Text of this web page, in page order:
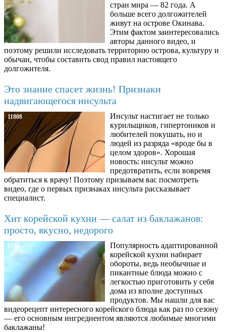
стран мира — 82 года. А
больше всего долгожителей
живут на острове Окинава.
Этим фактом заинтересовались
авторы данного видео, и
поэтому решили исследовать территорию острова, культуру и
обычаи, чтобы составить свод правил настоящего
долгожителя.
Это знание спасет жизнь! Признаки
надвигающегося инсульта
11808
Инсульт настигает не только
курильщиков, гипертоников и
любителей покушать, но и
людей из разряда «вроде бы в
целом здоров». Хорошая
новость: инсульт можно
предотвратить, если вовремя
обратиться к врачу! Поэтому призываем вас посмотреть
видео, где о первых признаках инсульта рассказывает
специалист.
Хит корейской кухни — салат из баклажанов:
просто, вкусно, недорого
6734
Популярность адаптированной
корейской кухни набирает
обороты, ведь необычные и
пикантные блюда можно с
легкостью приготовить у себя
дома из вполне доступных
продуктов. Мы нашли для вас
видеорецепт интересного корейского блюда как раз по сезону
— его основным ингредиентом являются любимые многими
баклажаны!